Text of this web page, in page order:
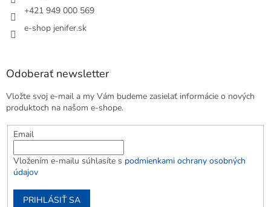
+421 949 000 569
e-shop jenifer.sk
Odoberať newsletter
Vložte svoj e-mail a my Vám budeme zasielať informácie o nových
produktoch na našom e-shope.
Email
Vložením e-mailu súhlasíte s podmienkami ochrany osobných
údajov
PRIHLÁSIŤ SA